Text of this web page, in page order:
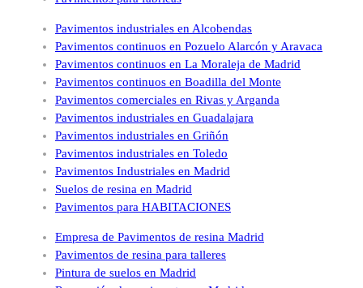
Pavimentos industriales en Alcobendas
Pavimentos continuos en Pozuelo Alarcón y Aravaca
Pavimentos continuos en La Moraleja de Madrid
Pavimentos continuos en Boadilla del Monte
Pavimentos comerciales en Rivas y Arganda
Pavimentos industriales en Guadalajara
Pavimentos industriales en Griñón
Pavimentos industriales en Toledo
Pavimentos Industriales en Madrid
Suelos de resina en Madrid
Pavimentos para HABITACIONES
Empresa de Pavimentos de resina Madrid
Pavimentos de resina para talleres
Pintura de suelos en Madrid